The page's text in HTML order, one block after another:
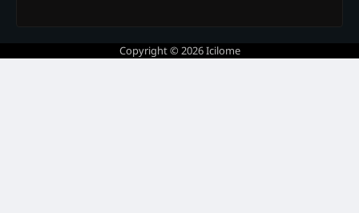
Copyright © 2026Icilome